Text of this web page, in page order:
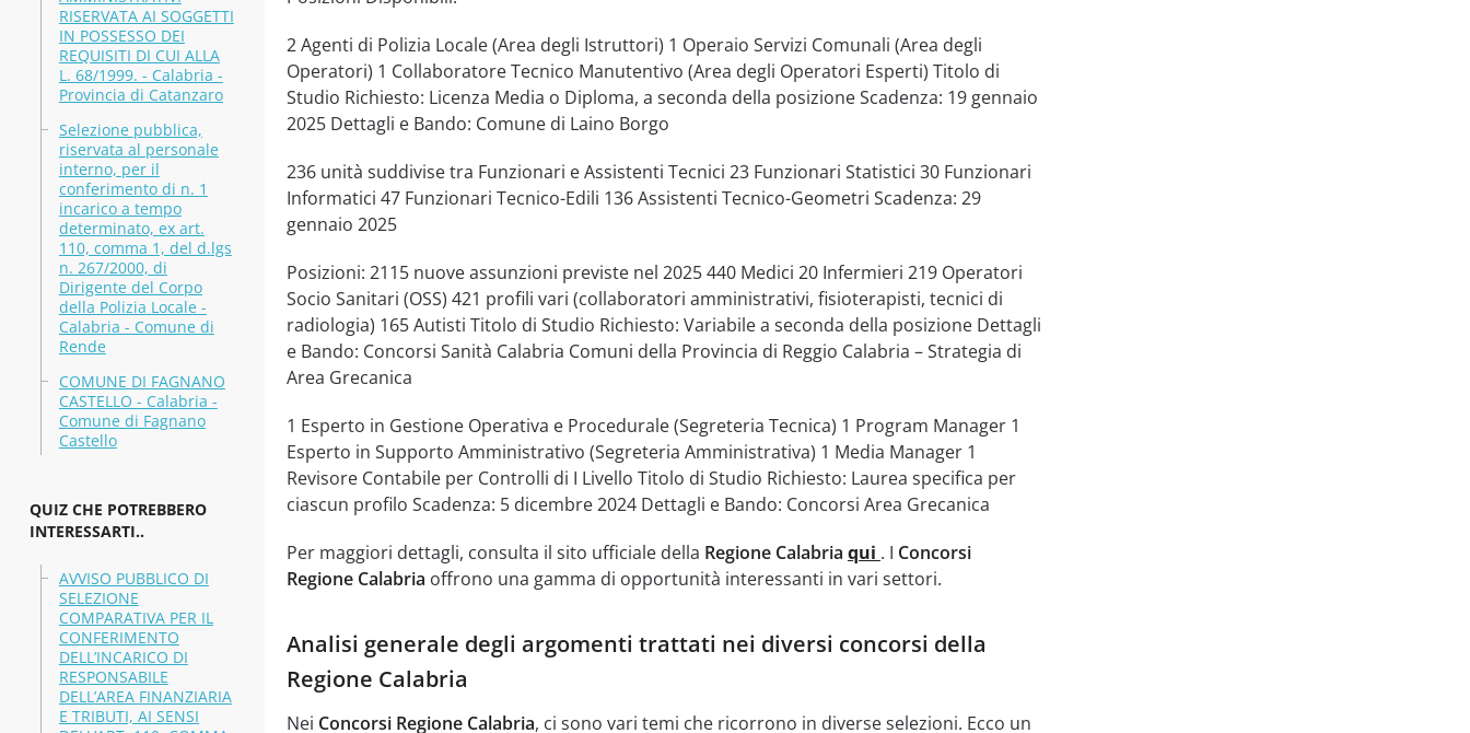
RISERVATA AI SOGGETTI
IN POSSESSO DEI
REQUISITI DI CUI ALLA
L. 68/1999. - Calabria -
Provincia di Catanzaro
Selezione pubblica,
riservata al personale
interno, per il
conferimento di n. 1
incarico a tempo
determinato, ex art.
110, comma 1, del d.lgs
n. 267/2000, di
Dirigente del Corpo
della Polizia Locale -
Calabria - Comune di
Rende
COMUNE DI FAGNANO
CASTELLO - Calabria -
Comune di Fagnano
Castello
QUIZ CHE POTREBBERO
INTERESSARTI..
AVVISO PUBBLICO DI
SELEZIONE
COMPARATIVA PER IL
CONFERIMENTO
DELL’INCARICO DI
RESPONSABILE
DELL’AREA FINANZIARIA
E TRIBUTI, AI SENSI
2 Agenti di Polizia Locale (Area degli Istruttori) 1 Operaio Servizi Comunali (Area degli
Operatori) 1 Collaboratore Tecnico Manutentivo (Area degli Operatori Esperti) Titolo di
Studio Richiesto: Licenza Media o Diploma, a seconda della posizione Scadenza: 19 gennaio
2025 Dettagli e Bando: Comune di Laino Borgo
236 unità suddivise tra Funzionari e Assistenti Tecnici 23 Funzionari Statistici 30 Funzionari
Informatici 47 Funzionari Tecnico-Edili 136 Assistenti Tecnico-Geometri Scadenza: 29
gennaio 2025
Posizioni: 2115 nuove assunzioni previste nel 2025 440 Medici 20 Infermieri 219 Operatori
Socio Sanitari (OSS) 421 profili vari (collaboratori amministrativi, fisioterapisti, tecnici di
radiologia) 165 Autisti Titolo di Studio Richiesto: Variabile a seconda della posizione Dettagli
e Bando: Concorsi Sanità Calabria Comuni della Provincia di Reggio Calabria – Strategia di
Area Grecanica
1 Esperto in Gestione Operativa e Procedurale (Segreteria Tecnica) 1 Program Manager 1
Esperto in Supporto Amministrativo (Segreteria Amministrativa) 1 Media Manager 1
Revisore Contabile per Controlli di I Livello Titolo di Studio Richiesto: Laurea specifica per
ciascun profilo Scadenza: 5 dicembre 2024 Dettagli e Bando: Concorsi Area Grecanica
Per maggiori dettagli, consulta il sito ufficiale della Regione Calabria qui . I Concorsi
Regione Calabria offrono una gamma di opportunità interessanti in vari settori.
Analisi generale degli argomenti trattati nei diversi concorsi della
Regione Calabria
Nei Concorsi Regione Calabria, ci sono vari temi che ricorrono in diverse selezioni. Ecco un